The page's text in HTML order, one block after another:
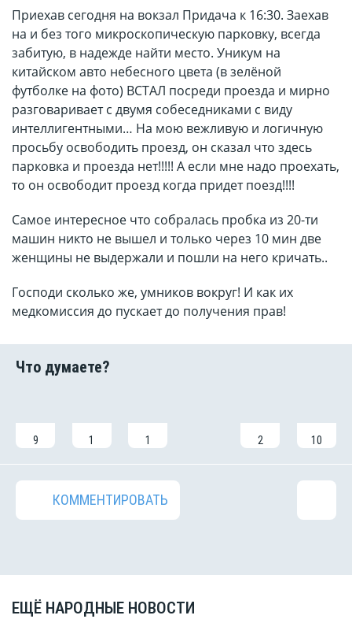
Приехав сегодня на вокзал Придача к 16:30. Заехав
на и без того микроскопическую парковку, всегда
забитую, в надежде найти место. Уникум на
китайском авто небесного цвета (в зелёной
футболке на фото) ВСТАЛ посреди проезда и мирно
разговаривает с двумя собеседниками с виду
интеллигентными… На мою вежливую и логичную
просьбу освободить проезд, он сказал что здесь
парковка и проезда нет!!!!! А если мне надо проехать,
то он освободит проезд когда придет поезд!!!!
Самое интересное что собралась пробка из 20-ти
машин никто не вышел и только через 10 мин две
женщины не выдержали и пошли на него кричать..
Господи сколько же, умников вокруг! И как их
медкомиссия до пускает до получения прав!
9 1 1 2 10
КОММЕНТИРОВАТЬ
ЕЩЁ НАРОДНЫЕ НОВОСТИ